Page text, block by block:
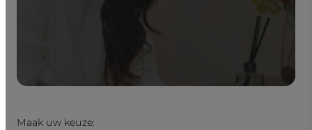
Maak uw keuze: